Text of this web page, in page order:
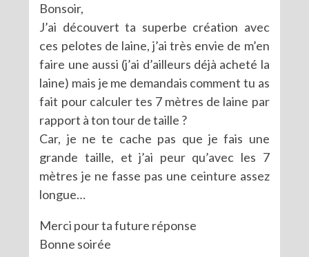
Bonsoir,
J’ai découvert ta superbe création avec
ces pelotes de laine, j’ai très envie de m’en
faire une aussi (j’ai d’ailleurs déjà acheté la
laine) mais je me demandais comment tu as
fait pour calculer tes 7 mètres de laine par
rapport à ton tour de taille ?
Car, je ne te cache pas que je fais une
grande taille, et j’ai peur qu’avec les 7
mètres je ne fasse pas une ceinture assez
longue…
Merci pour ta future réponse
Bonne soirée